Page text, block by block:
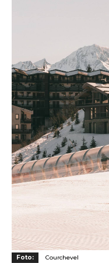
Foto: Courchevel